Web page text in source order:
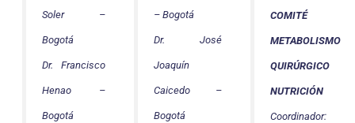
Soler –
Bogotá
Dr. Francisco
Henao –
Bogotá
– Bogotá
Dr. José
Joaquín
Caicedo –
Bogotá
COMITÉ
METABOLISMO
NUTRICIÓN
Coordinador: